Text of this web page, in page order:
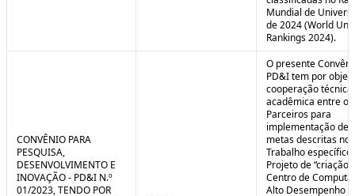
Mundial de
de 2024 (World
Rankings 2024).
CONVÊNIO PARA
PESQUISA,
DESENVOLVIMENTO E
INOVAÇÃO - PD&I N.º
01/2023, TENDO POR
O presente
PD&I tem por
cooperação técnica
acadêmica entre os
Parceiros para
implementação de
metas descritas no
Trabalho específico
Projeto de “criação
Centro de
Alto Desempenho